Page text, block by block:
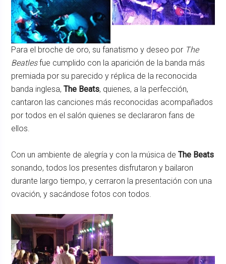
Para el broche de oro, su fanatismo y deseo por The
Beatlesfue cumplido con la aparición de la banda más
premiada por su parecido y réplica de la reconocida
banda inglesa, The Beats, quienes, a la perfección,
cantaron las canciones más reconocidas acompañados
por todos en el salón quienes se declararon fans de
ellos.
Con un ambiente de alegría y con la música deThe Beats
sonando, todos los presentes disfrutaron y bailaron
durante largo tiempo, y cerraron la presentación con una
ovación, y sacándose fotos con todos.